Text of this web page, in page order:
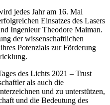
jedes Jahr am 16. Mai
Einsatzes des Lasers
Ingenieur Theodore Maiman.
der wissenschaftlichen
Potenzials zur Förderung
des Lichts 2021 – Trust
als auch die
und zu unterstützen,
und die Bedeutung des